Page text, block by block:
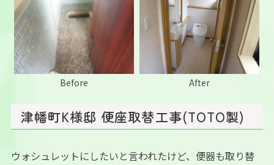
Before After
津幡町K様邸 便座取替工事(TOTO製)
ウォシュレットにしたいと言われたけど、便器も取り替